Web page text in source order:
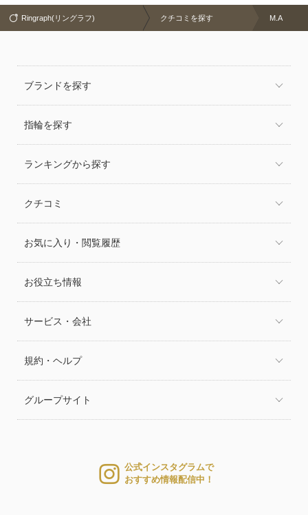
Ringraph(リングラフ) クチコミを探す M.A
ブランドを探す
指輪を探す
ランキングから探す
クチコミ
お気に入り・閲覧履歴
お役立ち情報
サービス・会社
規約・ヘルプ
グループサイト
公式インスタグラムで
おすすめ情報配信中！